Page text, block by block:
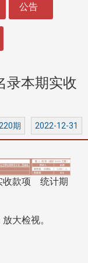
公告
录本期实收
期 2022-12-31
收款项 统计期
大检视。